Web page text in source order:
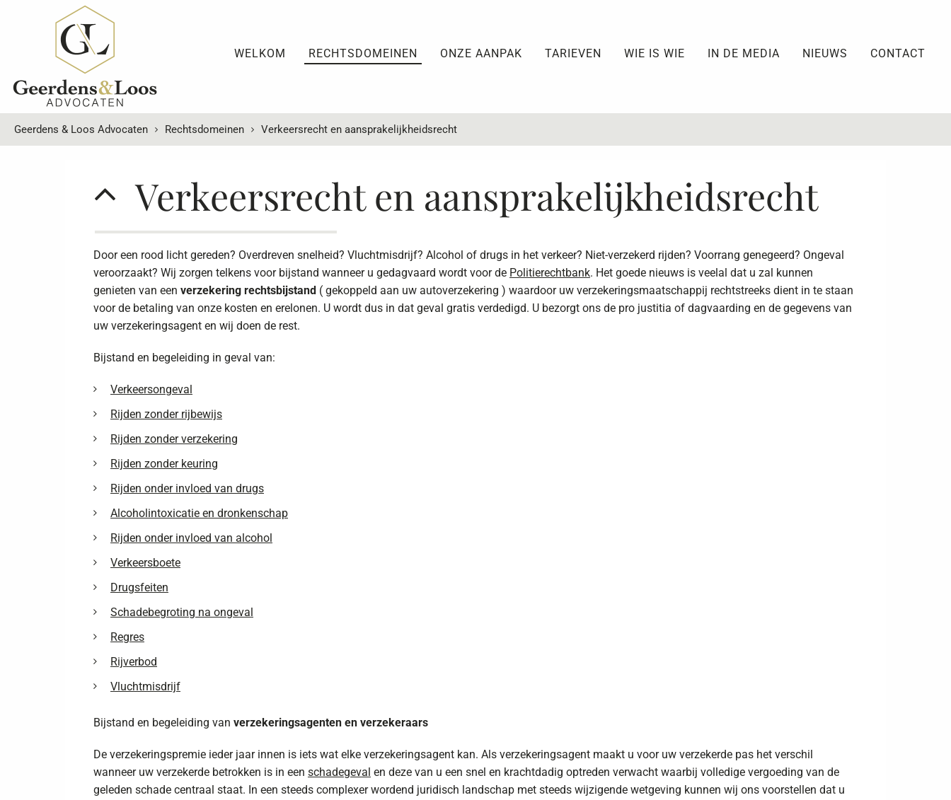
WELKOM RECHTSDOMEINEN ONZE AANPAK TARIEVEN WIE IS WIE IN DE MEDIA NIEUWS CONTACT
Geerdens & Loos Advocaten Rechtsdomeinen Verkeersrecht en aansprakelijkheidsrecht
Verkeersrecht en aansprakelijkheidsrecht
Door een rood licht gereden? Overdreven snelheid? Vluchtmisdrijf? Alcohol of drugs in het verkeer? Niet-verzekerd rijden? Voorrang genegeerd? Ongeval
veroorzaakt? Wij zorgen telkens voor bijstand wanneer u gedagvaard wordt voor de Politierechtbank. Het goede nieuws is veelal dat u zal kunnen
genieten van een verzekering rechtsbijstand ( gekoppeld aan uw autoverzekering ) waardoor uw verzekeringsmaatschappij rechtstreeks dient in te staan
voor de betaling van onze kosten en erelonen. U wordt dus in dat geval gratis verdedigd. U bezorgt ons de pro justitia of dagvaarding en de gegevens van
uw verzekeringsagent en wij doen de rest.
Bijstand en begeleiding in geval van:
Verkeersongeval
Rijden zonder rijbewijs
Rijden zonder verzekering
Rijden zonder keuring
Rijden onder invloed van drugs
Alcoholintoxicatie en dronkenschap
Rijden onder invloed van alcohol
Verkeersboete
Drugsfeiten
Schadebegroting na ongeval
Regres
Rijverbod
Vluchtmisdrijf
Bijstand en begeleiding van verzekeringsagenten en verzekeraars
De verzekeringspremie ieder jaar innen is iets wat elke verzekeringsagent kan. Als verzekeringsagent maakt u voor uw verzekerde pas het verschil
wanneer uw verzekerde betrokken is in een schadegeval en deze van u een snel en krachtdadig optreden verwacht waarbij volledige vergoeding van de
geleden schade centraal staat. In een steeds complexer wordend juridisch landschap met steeds wijzigende wetgeving kunnen wij ons voorstellen dat u